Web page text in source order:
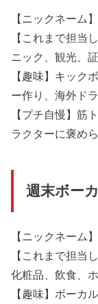
【ニックネーム
【これまで担当
ニック、観光、
【趣味】キック
ー作り、海外ド
【プチ自慢】筋
ラクターに褒め
週末ボー
【ニックネーム
【これまで担当
化粧品、飲食、
【趣味】ボーカ